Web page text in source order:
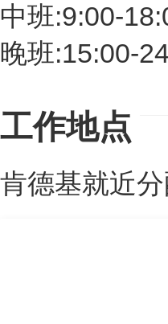
中班:9:00-
晚班:15:00-
工作地点
肯德基就近